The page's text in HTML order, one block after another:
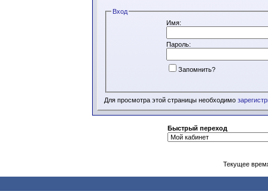
Вход
Имя:
Пароль:
Запомнить?
Для просмотра этой страницы необходимо
Быстрый переход
Текущее